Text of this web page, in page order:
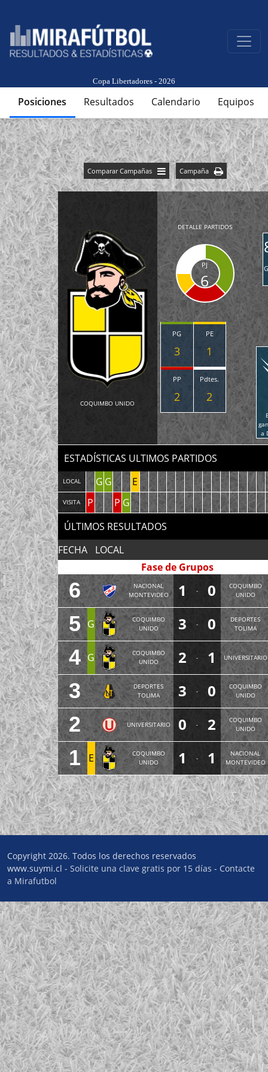
Copa Libertadores - 2026
Posiciones Resultados Calendario Equipos
Comparar Campañas Campaña
COQUIMBO UNIDO
DETALLE PARTIDOS
PJ
6
PG
3
PE
1
PP
2
Pdtes.
2
a
ESTADÍSTICAS ULTIMOS PARTIDOS
LOCAL G G E
VISITA P P G
ÚLTIMOS RESULTADOS
FECHA
LOCAL
Fase de Grupos
6
NACIONAL
MONTEVIDEO
1 - 0
COQUIMBO
UNIDO
5 G
COQUIMBO
UNIDO
3 - 0
DEPORTES
TOLIMA
4 G
COQUIMBO
UNIDO
2 - 1 UNIVERSITARIO
3
DEPORTES
TOLIMA
3 - 0
COQUIMBO
UNIDO
2 UNIVERSITARIO 0 - 2
COQUIMBO
UNIDO
1 E
COQUIMBO
UNIDO
1 - 1
NACIONAL
MONTEVIDEO
Copyright 2026. Todos los derechos reservados
www.suymi.cl - Solicite una clave gratis por 15 días - Contacte
a Mirafutbol